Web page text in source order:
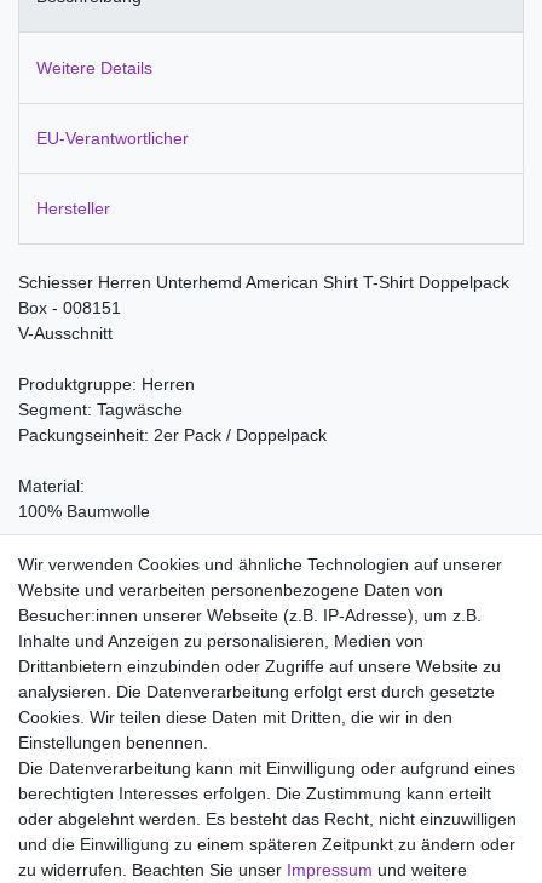
Weitere Details
EU-Verantwortlicher
Hersteller
Schiesser Herren Unterhemd American Shirt T-Shirt Doppelpack
Box - 008151
V-Ausschnitt
Produktgruppe: Herren
Segment: Tagwäsche
Packungseinheit: 2er Pack / Doppelpack
Material:
100% Baumwolle
Pflegehinweis:
Waschen bei 60°C, Nicht bleichen, Trockner (Stufe 1), Heiss
Bügeln (Stufe 3), Nicht chemisch reinigen
Wir liefern mit DHL (auch Samstags)
Kostenloser Versand
14 Tage Rückgaberecht
Wir verwenden Cookies und ähnliche Technologien auf unserer
Website und verarbeiten personenbezogene Daten von
Besucher:innen unserer Webseite (z.B. IP-Adresse), um z.B.
Inhalte und Anzeigen zu personalisieren, Medien von
Drittanbietern einzubinden oder Zugriffe auf unsere Website zu
analysieren. Die Datenverarbeitung erfolgt erst durch gesetzte
Cookies. Wir teilen diese Daten mit Dritten, die wir in den
Einstellungen benennen.
Die Datenverarbeitung kann mit Einwilligung oder aufgrund eines
berechtigten Interesses erfolgen. Die Zustimmung kann erteilt
oder abgelehnt werden. Es besteht das Recht, nicht einzuwilligen
und die Einwilligung zu einem späteren Zeitpunkt zu ändern oder
zu widerrufen. Beachten Sie unser Impressum und weitere